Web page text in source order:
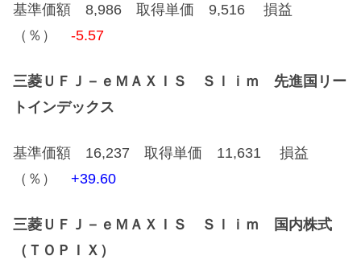
基準価額 8,986 取得単価 9,516 損益
（％） -5.57
三菱ＵＦＪ－ｅＭＡＸＩＳ Ｓｌｉｍ 先進国リー
トインデックス
基準価額 16,237 取得単価 11,631 損益
（％） +39.60
三菱ＵＦＪ－ｅＭＡＸＩＳ Ｓｌｉｍ 国内株式
（ＴＯＰＩＸ）